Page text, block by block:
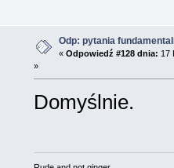
Odp: pytania
« Odpowiedź #128 dnia: 17
»
Domyślnie.